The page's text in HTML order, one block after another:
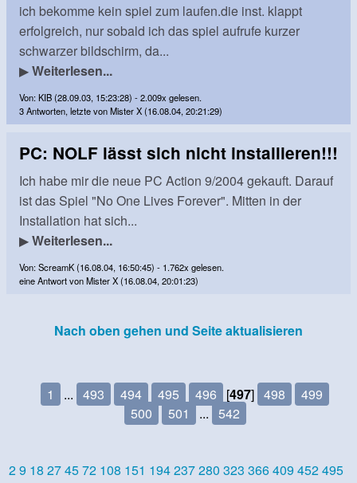
ich bekomme kein spiel zum laufen.die inst. klappt
erfolgreich, nur sobald ich das spiel aufrufe kurzer
schwarzer bildschirm, da...
▶Weiterlesen...
Von: KIB (28.09.03, 15:23:28) - 2.009x gelesen.
3 Antworten, letzte von Mister X (16.08.04, 20:21:29)
PC: NOLF lässt sich nicht installieren!!!
Ich habe mir die neue PC Action 9/2004 gekauft. Darauf
ist das Spiel "No One Lives Forever". Mitten in der
Installation hat sich...
▶Weiterlesen...
Von: ScreamK (16.08.04, 16:50:45) - 1.762x gelesen.
eine Antwort von Mister X (16.08.04, 20:01:23)
Nach oben gehen und Seite aktualisieren
1 ... 493 494 495 496 [497] 498
499
500
501 ... 542
29 18 274572 108 151 194237280 323 366409 452495